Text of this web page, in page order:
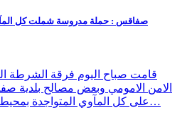
صفاقس : حملة مدروسة شملت كل
قامت صباح اليوم فرقة الشرطة
الامن الامومي وبعض مصالح بلدية
على كل المآوي المتواجدة بمحيط باب الجبلي وسيدي اللخمي…